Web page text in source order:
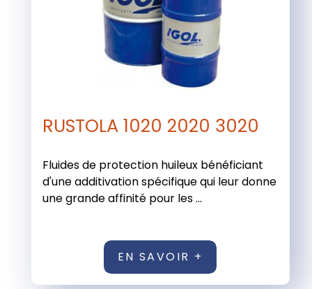
RUSTOLA 1020 2020 3020
Fluides de protection huileux bénéficiant
d'une additivation spécifique qui leur donne
une grande affinité pour les ...
EN SAVOIR +